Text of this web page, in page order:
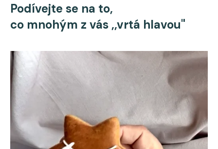
Podívejte se na to,
co mnohým z vás ,,vrtá hlavou"